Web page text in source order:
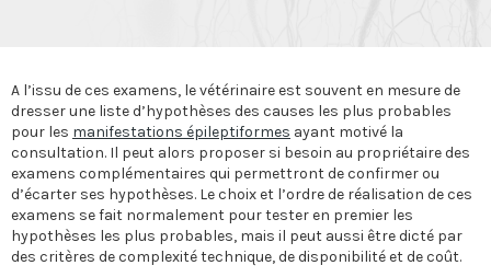
A l’issu de ces examens, le vétérinaire est souvent en mesure de
dresser une liste d’hypothèses des causes les plus probables
pour les manifestations épileptiformes ayant motivé la
consultation. Il peut alors proposer si besoin au propriétaire des
examens complémentaires qui permettront de confirmer ou
d’écarter ses hypothèses. Le choix et l’ordre de réalisation de ces
examens se fait normalement pour tester en premier les
hypothèses les plus probables, mais il peut aussi être dicté par
des critères de complexité technique, de disponibilité et de coût.